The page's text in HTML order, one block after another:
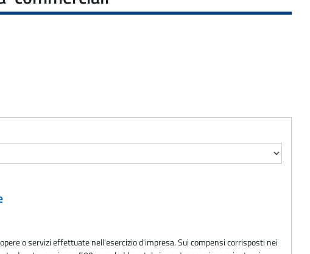
o servizi effettuate nell'esercizio d'impresa. Sui compensi corrisposti nei